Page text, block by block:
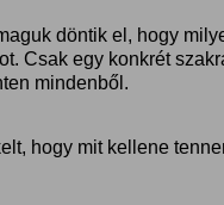
döntik el, hogy
Csak egy konkrét
mindenből.
hogy mit kellene